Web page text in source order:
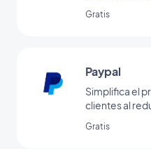
Gratis
Paypal
Simplifica el
clientes al
Gratis